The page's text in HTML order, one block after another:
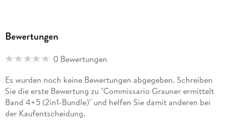
Bewertungen
0 Bewertungen
Es wurden noch keine Bewertungen abgegeben. Schreiben
Sie die erste Bewertung zu "Commissario Grauner ermittelt
Band 4+5 (2in1-Bundle)" und helfen Sie damit anderen bei
der Kaufentscheidung.